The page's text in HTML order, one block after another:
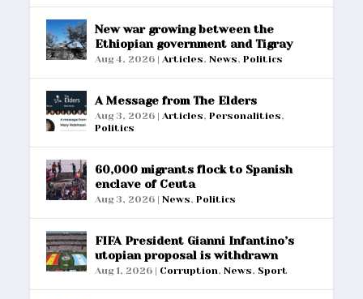
New war growing between the
Ethiopian government and Tigray
Aug 4, 2026 |Articles,News,Politics
A Message from The Elders
Aug 3, 2026 |Articles,Personalities,
Politics
60,000 migrants flock to Spanish
enclave of Ceuta
Aug 3, 2026 |News,Politics
FIFA President Gianni Infantino’s
utopian proposal is withdrawn
Aug 1, 2026 | Corruption,News, Sport